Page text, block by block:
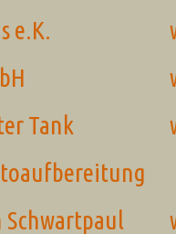
e.K.
Tank
Schwartpaul